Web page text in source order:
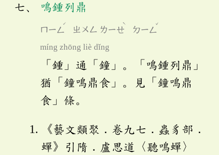
鳴鍾列鼎
ㄇㄧㄥ
ˊ
ㄓㄨㄥ ㄌㄧㄝ
ˋ
ㄉㄧㄥ
ˇ
míng zhōng liè dǐng
「鍾」通「鐘」。「鳴鍾列鼎」
猶「鐘鳴鼎食」。見「鐘鳴鼎
食」條。
《藝文類聚．卷九七．蟲豸部．
蟬》引隋．盧思道〈聽鳴蟬〉